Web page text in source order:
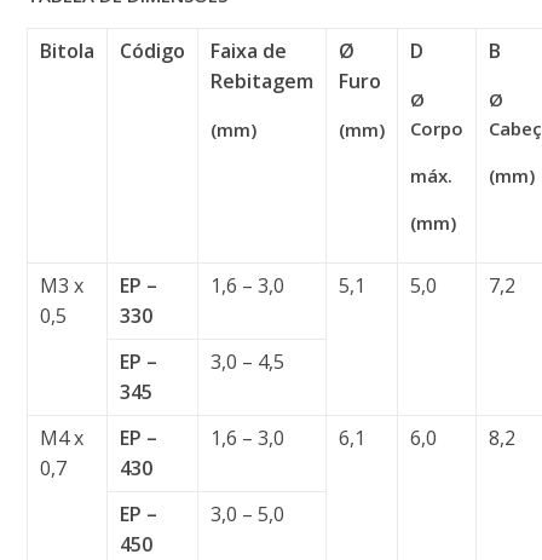
Bitola Código
Faixa de
Rebitagem
(mm)
Ø
Furo
(mm)
D
Ø
Corpo
máx.
(mm)
B
Ø
(mm)
M3 x
0,5
EP –
330
1,6 – 3,0 5,1 5,0 7,2
EP –
345
3,0 – 4,5
M4 x
0,7
EP –
430
1,6 – 3,0 6,1 6,0 8,2
EP –
450
3,0 – 5,0